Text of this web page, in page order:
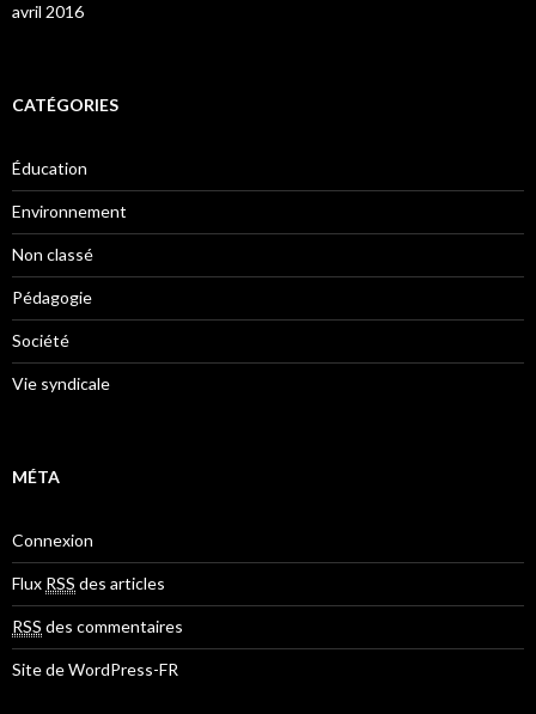
avril 2016
CATÉGORIES
Éducation
Environnement
Non classé
Pédagogie
Société
Vie syndicale
MÉTA
Connexion
Flux RSS des articles
RSS des commentaires
Site de WordPress-FR